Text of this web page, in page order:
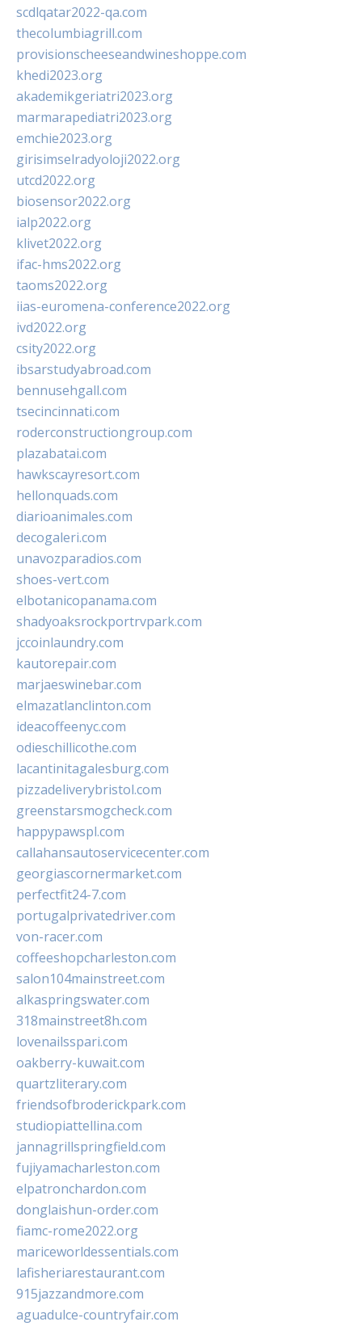
scdlqatar2022-qa.com
thecolumbiagrill.com
provisionscheeseandwineshoppe.com
khedi2023.org
akademikgeriatri2023.org
marmarapediatri2023.org
emchie2023.org
girisimselradyoloji2022.org
utcd2022.org
biosensor2022.org
ialp2022.org
klivet2022.org
ifac-hms2022.org
taoms2022.org
iias-euromena-conference2022.org
ivd2022.org
csity2022.org
ibsarstudyabroad.com
bennusehgall.com
tsecincinnati.com
roderconstructiongroup.com
plazabatai.com
hawkscayresort.com
hellonquads.com
diarioanimales.com
decogaleri.com
unavozparadios.com
shoes-vert.com
elbotanicopanama.com
shadyoaksrockportrvpark.com
jccoinlaundry.com
kautorepair.com
marjaeswinebar.com
elmazatlanclinton.com
ideacoffeenyc.com
odieschillicothe.com
lacantinitagalesburg.com
pizzadeliverybristol.com
greenstarsmogcheck.com
happypawspl.com
callahansautoservicecenter.com
georgiascornermarket.com
perfectfit24-7.com
portugalprivatedriver.com
von-racer.com
coffeeshopcharleston.com
salon104mainstreet.com
alkaspringswater.com
318mainstreet8h.com
lovenailsspari.com
oakberry-kuwait.com
quartzliterary.com
friendsofbroderickpark.com
studiopiattellina.com
jannagrillspringfield.com
fujiyamacharleston.com
elpatronchardon.com
donglaishun-order.com
fiamc-rome2022.org
mariceworldessentials.com
lafisheriarestaurant.com
915jazzandmore.com
aguadulce-countryfair.com